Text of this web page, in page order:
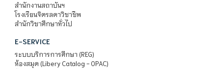
สำนักงานสถาบันฯ
โรงเรียนจิตรลดาวิชาชีพ
สำนักวิชาศึกษาทั่วไป
E-SERVICE
ระบบบริการการศึกษา (REG)
ห้องสมุด (Libery Catalog - OPAC)